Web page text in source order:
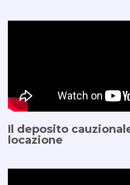
Il deposito
locazione